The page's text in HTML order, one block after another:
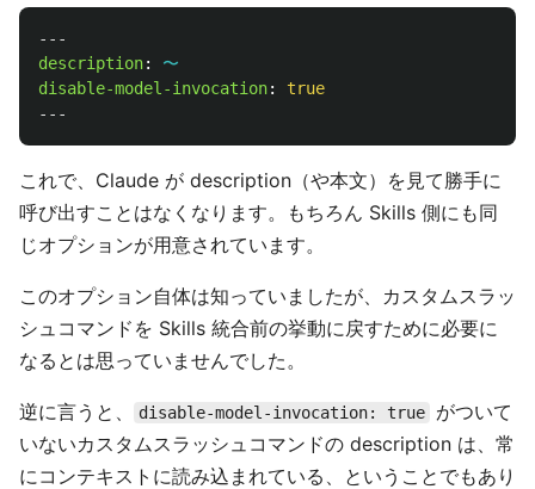
---
description:
〜
disable-model-invocation:
true
---
これで、Claude が description（や本文）を見て勝手に
呼び出すことはなくなります。もちろん Skills 側にも同
じオプションが用意されています。
このオプション自体は知っていましたが、カスタムスラッ
シュコマンドを Skills 統合前の挙動に戻すために必要に
なるとは思っていませんでした。
逆に言うと、 disable-model-invocation: true
がついて
いないカスタムスラッシュコマンドの description は、常
にコンテキストに読み込まれている、ということでもあり